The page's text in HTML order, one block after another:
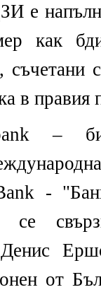
е
как
в правия
–
-
се
от